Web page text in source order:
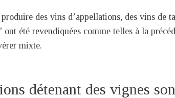
des vins d’appellations, des vins de
été revendiquées comme telles à la
mixte.
détenant des vignes